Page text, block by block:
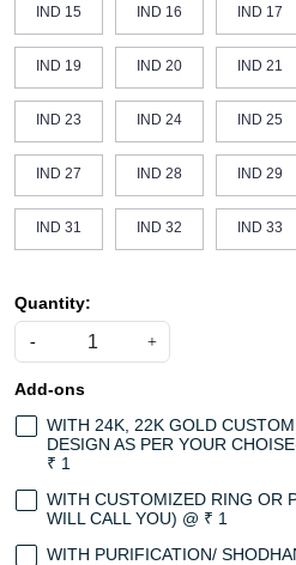
IND 15 IND 16 IND 17
IND 19 IND 20 IND 21
IND 23 IND 24 IND 25
IND 27 IND 28 IND 29
IND 31 IND 32 IND 33
Quantity:
- +
Add-ons
WITH 24K, 22K GOLD
DESIGN AS PER YOUR
₹ 1
WITH CUSTOMIZED RING OR
WILL CALL YOU) @ ₹ 1
WITH PURIFICATION/